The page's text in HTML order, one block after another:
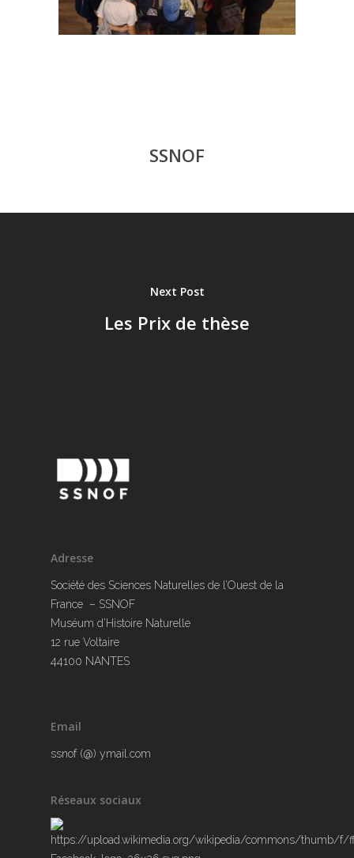
SSNOF
Next Post
Les Prix de thèse
Adresse
Société des Sciences Naturelles de l’Ouest de la
France – SSNOF
Muséum d’Histoire Naturelle
12 rue Voltaire
44100 NANTES
Email
ssnof (@) ymail.com
Réseaux sociaux